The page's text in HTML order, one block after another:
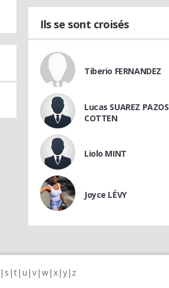
Ils se sont croisés
Tiberio FERNANDEZ
Lucas SUAREZ PAZOS
COTTEN
Liolo MINT
Joyce LÉVY
s t u v w x y z